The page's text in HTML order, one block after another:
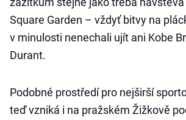
Square Garden – vždyť bitvy na
v minulosti nenechali ujít ani Kobe
Durant.
Podobné prostředí pro nejširší
teď vzniká i na pražském Žižkově